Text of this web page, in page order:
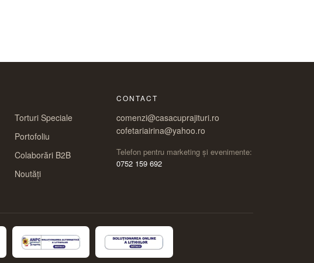
Torturi Speciale
Portofoliu
Colaborări B2B
Noutăți
CONTACT
comenzi@casacuprajituri.ro
cofetariairina@yahoo.ro
Telefon pentru marketing și evenimente:
0752 159 692